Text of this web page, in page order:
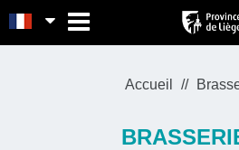
Accueil